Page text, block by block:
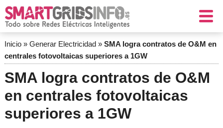
Inicio» Generar Electricidad» SMA logra contratos de O&M en
centrales fotovoltaicas superiores a 1GW
SMA logra contratos de O&M
en centrales fotovoltaicas
superiores a 1GW